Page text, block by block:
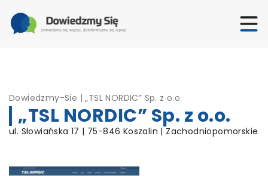
Dowiedzmy-Sie |„TSL NORDIC” Sp. z o.o.
„TSL NORDIC” Sp. z o.o.
ul. Słowiańska 17 | 75-846 Koszalin | Zachodniopomorskie